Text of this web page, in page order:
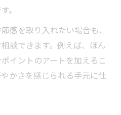
。
感を取り入れたい場合も、
談できます。例えば、ほん
イントのアートを加えるこ
かさを感じられる手元に仕